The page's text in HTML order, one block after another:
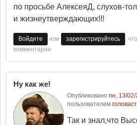
по просьбе АлексеяД, слухов-
и жизнеутверждающих!!!
Войдите или зарегистрируйтесь
,
комментарии
Ну как же!
Опубликовано пн, 13/
пользователем
Так и знал,что